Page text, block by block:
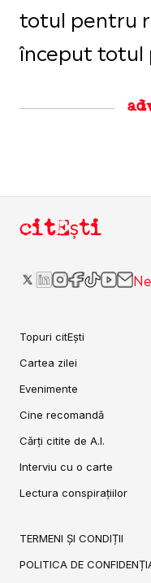
totul pentru
început totul
citEști
Topuri citEști
Cartea zilei
Evenimente
Cine recomandă
Cărți citite de A.I.
Interviu cu o carte
Lectura conspirațiilor
TERMENI ȘI CONDIȚII
POLITICA DE